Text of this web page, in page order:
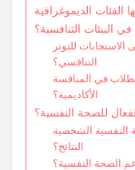
الفئات الديموغرافية
البيئات التنافسية؟
للتوتر
التنافسي؟
في المنافسة
الأكاديمية؟
للصحة النفسية؟
النفسية الشخصية
النتائج؟
الصحة النفسية؟